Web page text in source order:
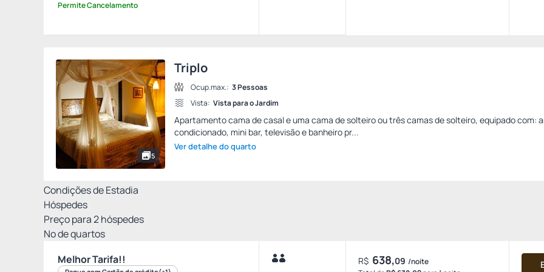
Permite Cancelamento
5
Triplo
Ocup.max.: 3 Pessoas
Vista: Vista para o Jardim
Apartamento cama de casal e uma cama de solteiro ou três camas de solteiro, equipado com:
condicionado, mini bar, televisão e banheiro pr...
Ver detalhe do quarto
Condições de Estadia
Hóspedes
Preço para2hóspedes
Nº de quartos
Melhor Tarifa!!
R$ 638,09 /noite